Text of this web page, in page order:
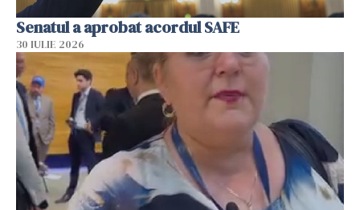
Senatul a aprobat acordul SAFE
30 IULIE 2026